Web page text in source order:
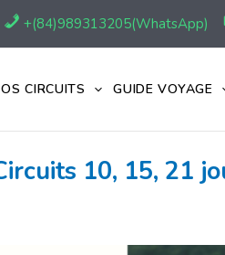
+(84)989313205(WhatsApp)
CIRCUITS GUIDE VOYAGE
10, 15, 21